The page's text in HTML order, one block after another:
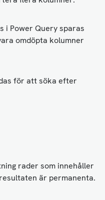
i Power Query sparas
omdöpta kolumner
för att söka efter
rader som innehåller
är permanenta.